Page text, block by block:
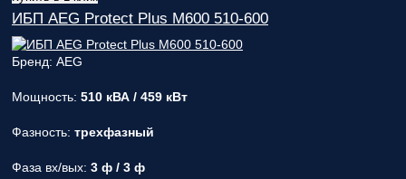
ИБП AEG Protect Plus M600 510-600
Бренд: AEG
Мощность: 510 кВА / 459 кВт
Фазность: трехфазный
Фаза вх/вых: 3 ф / 3 ф